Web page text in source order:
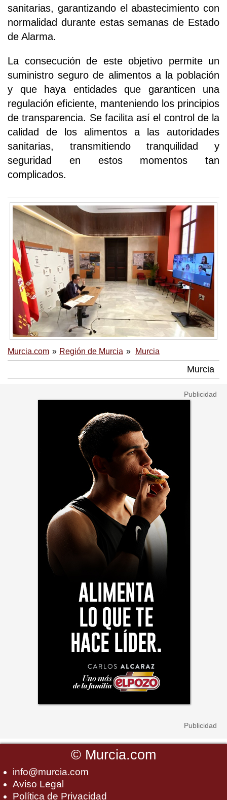
sanitarias, garantizando el abastecimiento con
normalidad durante estas semanas de Estado
de Alarma.
La consecución de este objetivo permite un
suministro seguro de alimentos a la población
y que haya entidades que garanticen una
regulación eficiente, manteniendo los principios
de transparencia. Se facilita así el control de la
calidad de los alimentos a las autoridades
sanitarias, transmitiendo tranquilidad y
seguridad en estos momentos tan
complicados.
Murcia.com Región de Murcia Murcia
Murcia
© Murcia.com
info@murcia.com
Aviso Legal
Política de Privacidad